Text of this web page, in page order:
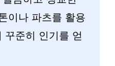
이나 파츠를 활용
꾸준히 인기를 얻